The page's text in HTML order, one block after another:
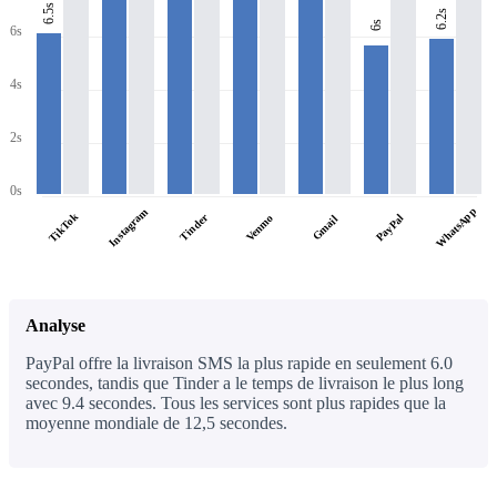
6s
4s
2s
0s
6.5s
TikTok Instagram Tinder Venmo Gmail
6s
PayPal
6.2s
WhatsApp
Analyse
PayPal offre la livraison SMS la plus rapide en seulement 6.0
secondes, tandis que Tinder a le temps de livraison le plus long
avec 9.4 secondes. Tous les services sont plus rapides que la
moyenne mondiale de 12,5 secondes.